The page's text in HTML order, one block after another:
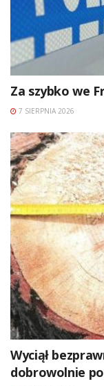
Za szybko we
7 SIERPNIA 2026
Wyciął
dobrowolnie